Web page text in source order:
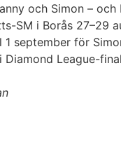
och Simon – och
SM i Borås 27–29
1 september för
League-